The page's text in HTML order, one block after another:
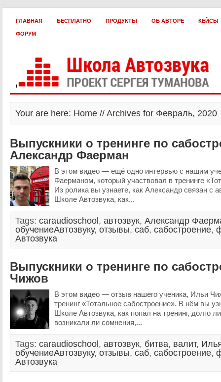
ГЛАВНАЯ БЕСПЛАТНО ПРОДУКТЫ ОБ АВТОРЕ КЕЙСЫ
ФОРУМ
Статьи и видео Интервью Как оплатить? Заработать!
Your are here: Home // Archives for Февраль, 2020
Выпускники о тренинге по
Александр Фаерман
В этом видео — ещё одно интервью с нашим
Фаерманом, который участвовал в тренинге
Из ролика вы узнаете, как Александр связан с
Школе Автозвука, как...
Tags: caraudioschool , автозвук, Александр
обучениеАвтозвуку, отзывы, саб, сабостроение,
Автозвука
Выпускники о тренинге по
Чижов
В этом видео — отзыв нашего ученика, Ильи
тренинг «Тотальное сабостроение». В нём вы
Школе Автозвука, как попал на тренинг, долго
возникали ли сомнения,...
Tags: caraudioschool , автозвук, битва, валит,
обучениеАвтозвуку, отзывы, саб, сабостроение,
Автозвука